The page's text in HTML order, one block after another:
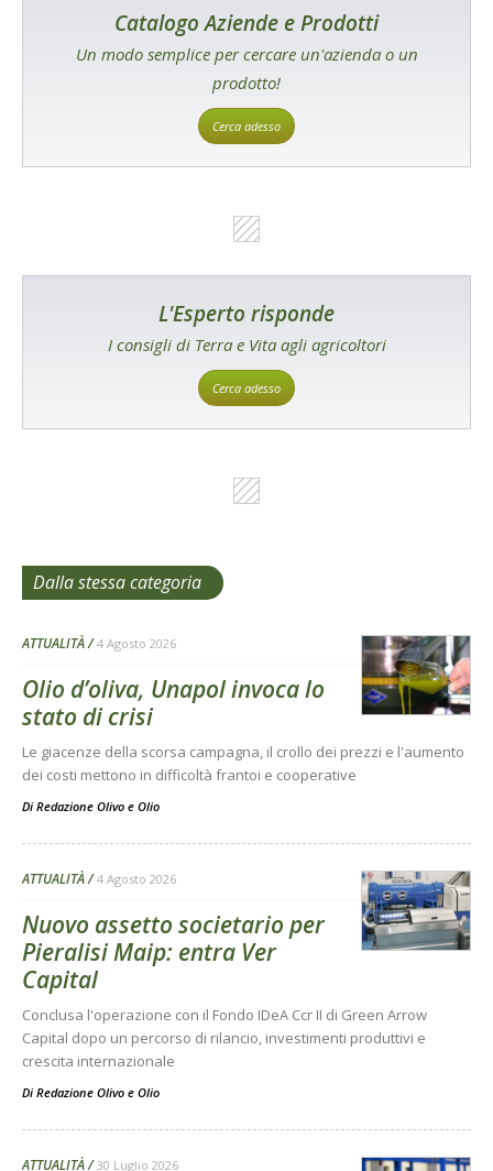
Catalogo Aziende e Prodotti
Un modo semplice per cercare un'azienda o un
prodotto!
Cerca adesso
L'Esperto risponde
I consigli di Terra e Vita agli agricoltori
Cerca adesso
Dalla stessa categoria
ATTUALITÀ 4 Agosto 2026
Olio d’oliva, Unapol invoca lo
stato di crisi
Le giacenze della scorsa campagna, il crollo dei prezzi e l'aumento
dei costi mettono in difficoltà frantoi e cooperative
Di Redazione Olivo e Olio
ATTUALITÀ 4 Agosto 2026
Nuovo assetto societario per
Pieralisi Maip: entra Ver
Capital
Conclusa l'operazione con il Fondo IDeA Ccr II di Green Arrow
Capital dopo un percorso di rilancio, investimenti produttivi e
crescita internazionale
Di Redazione Olivo e Olio
ATTUALITÀ 30 Luglio 2026